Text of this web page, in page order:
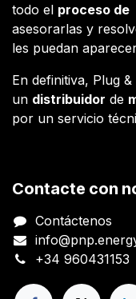
todo el proceso de
asesorarlas y
les puedan
En definitiva, Plug
un distribuidor de
por un servicio
Contacte con
Contáctenos
+34 960431153